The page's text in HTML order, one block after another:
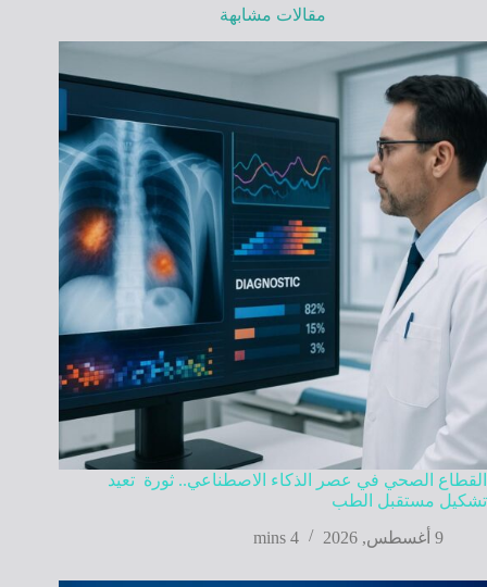
مقالات مشابهة
القطاع الصحي في عصر الذكاء الاصطناعي.. ثورة تعيد
تشكيل مستقبل الطب
9 أغسطس, 2026
4 mins